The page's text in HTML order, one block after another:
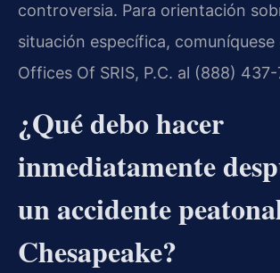
controversia. Para orientación
situación específica, comuníquese
Offices Of SRIS, P.C. al (888) 437-
¿Qué debo hacer
inmediatamente
un accidente
Chesapeake?